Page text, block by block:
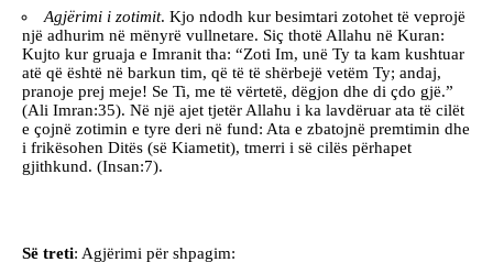
Agjërimi i zotimit. Kjo ndodh kur besimtari zotohet të veprojë
një adhurim në mënyrë vullnetare. Siç thotë Allahu në Kuran:
Kujto kur gruaja e Imranit tha: “Zoti Im, unë Ty ta kam kushtuar
atë që është në barkun tim, që të të shërbejë vetëm Ty; andaj,
pranoje prej meje! Se Ti, me të vërtetë, dëgjon dhe di çdo gjë.”
(Ali Imran:35). Në një ajet tjetër Allahu i ka lavdëruar ata të cilët
e çojnë zotimin e tyre deri në fund: Ata e zbatojnë premtimin dhe
i frikësohen Ditës (së Kiametit), tmerri i së cilës përhapet
gjithkund. (Insan:7).
Së treti: Agjërimi për shpagim: